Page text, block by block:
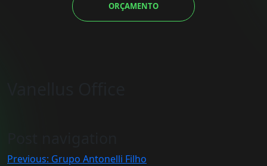
ORÇAMENTO
Previous: Grupo Antonelli Filho